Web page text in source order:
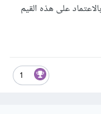
على هذه القيم
1